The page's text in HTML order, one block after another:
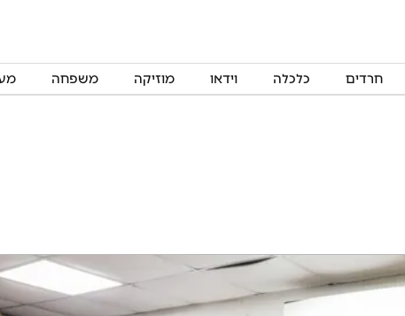
חרדים כלכלה וידאו מוזיקה משפחה